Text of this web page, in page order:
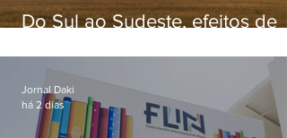
Do Sul ao Sudeste, efeitos de
apreensão na população
Jornal Daki
há 2 dias